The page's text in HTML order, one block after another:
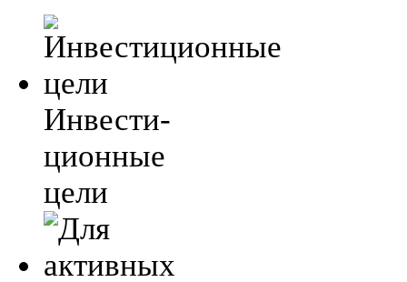
Инвести-
ционные
цели